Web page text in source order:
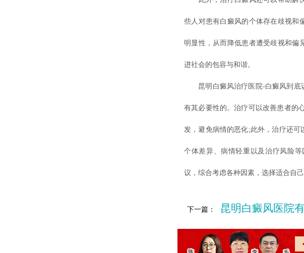
些人对患有白癜风的个体存在歧视和
明显性，从而降低患者遭受歧视和偏
进社会的包容与和谐。
昆明白癜风治疗医院-白癜风到底
有其必要性的。治疗可以改善患者的
发，避免病情的恶化;此外，治疗还可
个体差异、病情轻重以及治疗风险
议，综合考虑各种因素，选择适合自己
下一篇： 昆明白癜风医院